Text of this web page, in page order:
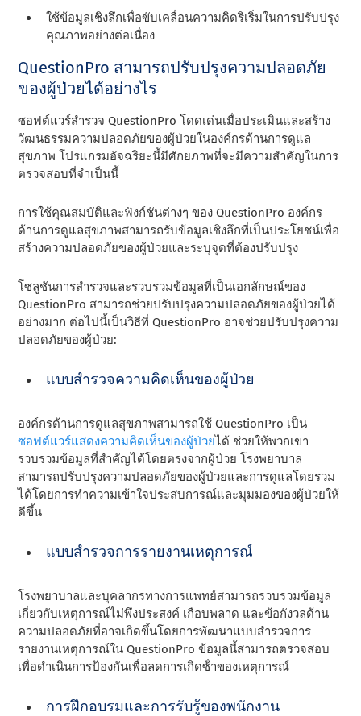
ใช้ข้อมูลเชิงลึกเพื่อขับเคลื่อนความคิดริเริ่มในการปรับปรุง
คุณภาพอย่างต่อเนื่อง
QuestionPro สามารถปรับปรุงความปลอดภัย
ของผู้ป่วยได้อย่างไร
ซอฟต์แวร์สํารวจ QuestionPro โดดเด่นเมื่อประเมินและสร้าง
วัฒนธรรมความปลอดภัยของผู้ป่วยในองค์กรด้านการดูแล
สุขภาพ โปรแกรมอัจฉริยะนี้มีศักยภาพที่จะมีความสําคัญในการ
ตรวจสอบที่จําเป็นนี้
การใช้คุณสมบัติและฟังก์ชันต่างๆ ของ QuestionPro องค์กร
ด้านการดูแลสุขภาพสามารถรับข้อมูลเชิงลึกที่เป็นประโยชน์เพื่อ
สร้างความปลอดภัยของผู้ป่วยและระบุจุดที่ต้องปรับปรุง
โซลูชันการสํารวจและรวบรวมข้อมูลที่เป็นเอกลักษณ์ของ
QuestionPro สามารถช่วยปรับปรุงความปลอดภัยของผู้ป่วยได้
อย่างมาก ต่อไปนี้เป็นวิธีที่ QuestionPro อาจช่วยปรับปรุงความ
ปลอดภัยของผู้ป่วย:
แบบสํารวจความคิดเห็นของผู้ป่วย
องค์กรด้านการดูแลสุขภาพสามารถใช้ QuestionPro เป็น
ซอฟต์แวร์แสดงความคิดเห็นของผู้ป่วยได้ ช่วยให้พวกเขา
รวบรวมข้อมูลที่สําคัญได้โดยตรงจากผู้ป่วย โรงพยาบาล
สามารถปรับปรุงความปลอดภัยของผู้ป่วยและการดูแลโดยรวม
ได้โดยการทําความเข้าใจประสบการณ์และมุมมองของผู้ป่วยให้
ดีขึ้น
แบบสํารวจการรายงานเหตุการณ์
โรงพยาบาลและบุคลากรทางการแพทย์สามารถรวบรวมข้อมูล
เกี่ยวกับเหตุการณ์ไม่พึงประสงค์ เกือบพลาด และข้อกังวลด้าน
ความปลอดภัยที่อาจเกิดขึ้นโดยการพัฒนาแบบสํารวจการ
รายงานเหตุการณ์ใน QuestionPro ข้อมูลนี้สามารถตรวจสอบ
เพื่อดําเนินการป้องกันเพื่อลดการเกิดซ้ําของเหตุการณ์
การฝึกอบรมและการรับรู้ของพนักงาน